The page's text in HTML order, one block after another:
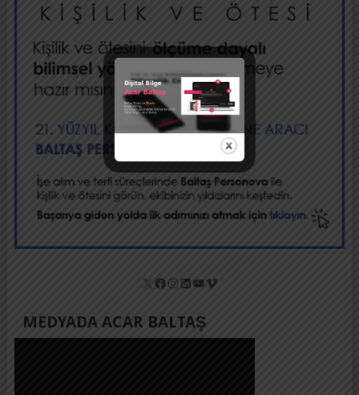
X Facebook
Instagram
LinkedIn
YouTube
Vimeo
MEDYADA ACAR BALTAŞ